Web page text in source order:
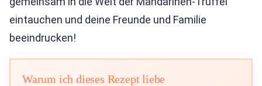
eintauchen und deine Freunde und Familie
beeindrucken!
Warum ich dieses Rezept liebe